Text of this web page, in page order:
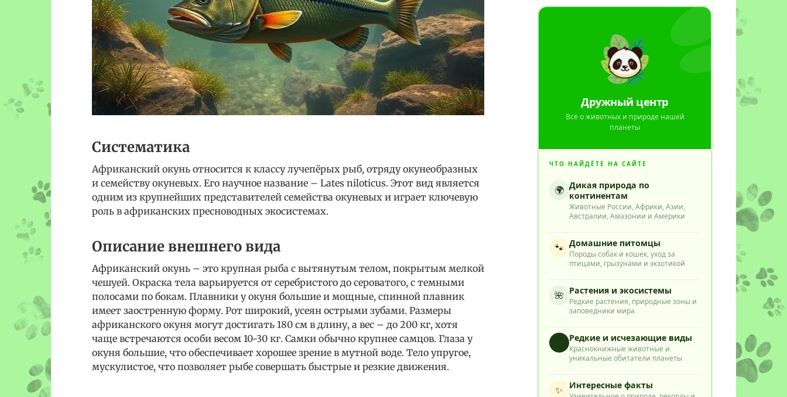
Систематика
Африканский окунь относится к классу лучепёрых рыб, отряду окунеобразных
и семейству окуневых. Его научное название – Lates niloticus. Этот вид является
одним из крупнейших представителей семейства окуневых и играет ключевую
роль в африканских пресноводных экосистемах.
Описание внешнего вида
Африканский окунь – это крупная рыба с вытянутым телом, покрытым мелкой
чешуей. Окраска тела варьируется от серебристого до сероватого, с темными
полосами по бокам. Плавники у окуня большие и мощные, спинной плавник
имеет заостренную форму. Рот широкий, усеян острыми зубами. Размеры
африканского окуня могут достигать 180 см в длину, а вес – до 200 кг, хотя
чаще встречаются особи весом 10-30 кг. Самки обычно крупнее самцов. Глаза у
окуня большие, что обеспечивает хорошее зрение в мутной воде. Тело упругое,
мускулистое, что позволяет рыбе совершать быстрые и резкие движения.
Дружный центр
Всё о животных и природе нашей
планеты
ЧТО НАЙДЁТЕ НА САЙТЕ
🌍 Дикая природа по
континентам
Животные России, Африки, Азии,
Австралии, Амазонии и Америки
🐾 Домашние питомцы
Породы собак и кошек, уход за
птицами, грызунами и экзотикой
🌺 Растения и экосистемы
Редкие растения, природные зоны и
заповедники мира
⭐ Редкие и исчезающие виды
Краснокнижные животные и
уникальные обитатели планеты
✨ Интересные факты